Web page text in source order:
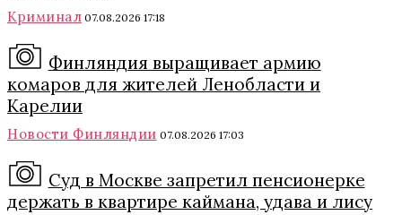
Криминал 07.08.2026 17:18
Финляндия выращивает армию
комаров для жителей Ленобласти и
Карелии
Новости Финляндии 07.08.2026 17:03
Суд в Москве запретил пенсионерке
держать в квартире каймана, удава и лису